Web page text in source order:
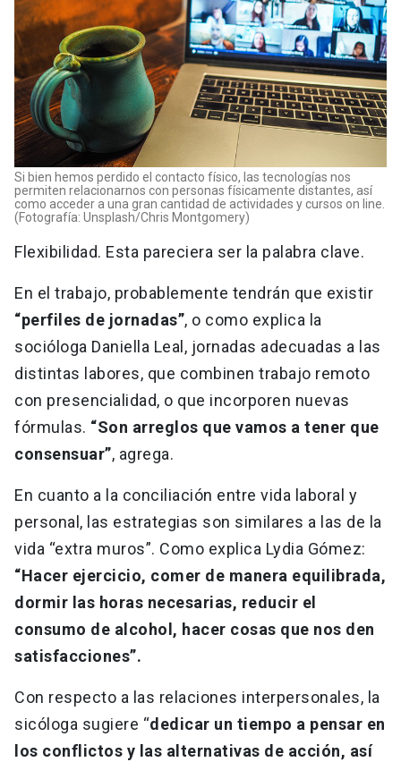
Si bien hemos perdido el contacto físico, las tecnologías nos
permiten relacionarnos con personas físicamente distantes, así
como acceder a una gran cantidad de actividades y cursos on line.
(Fotografía: Unsplash/Chris Montgomery)
Flexibilidad. Esta pareciera ser la palabra clave.
En el trabajo, probablemente tendrán que existir
“perfiles de jornadas”, o como explica la
socióloga Daniella Leal, jornadas adecuadas a las
distintas labores, que combinen trabajo remoto
con presencialidad, o que incorporen nuevas
fórmulas. “Son arreglos que vamos a tener que
consensuar”, agrega.
En cuanto a la conciliación entre vida laboral y
personal, las estrategias son similares a las de la
vida “extra muros”. Como explica Lydia Gómez:
“Hacer ejercicio, comer de manera equilibrada,
dormir las horas necesarias, reducir el
consumo de alcohol, hacer cosas que nos den
satisfacciones”.
Con respecto a las relaciones interpersonales, la
sicóloga sugiere “dedicar un tiempo a pensar en
los conflictos y las alternativas de acción, así